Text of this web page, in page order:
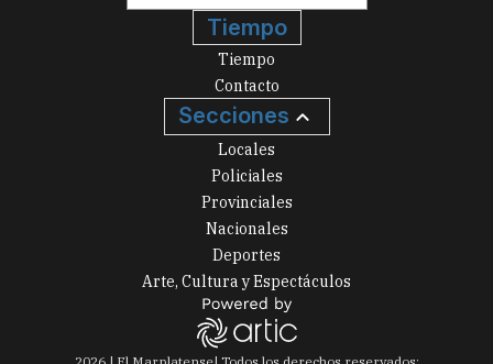
Tiempo
Tiempo
Contacto
Secciones
Locales
Policiales
Provinciales
Nacionales
Deportes
Arte, Cultura y Espectáculos